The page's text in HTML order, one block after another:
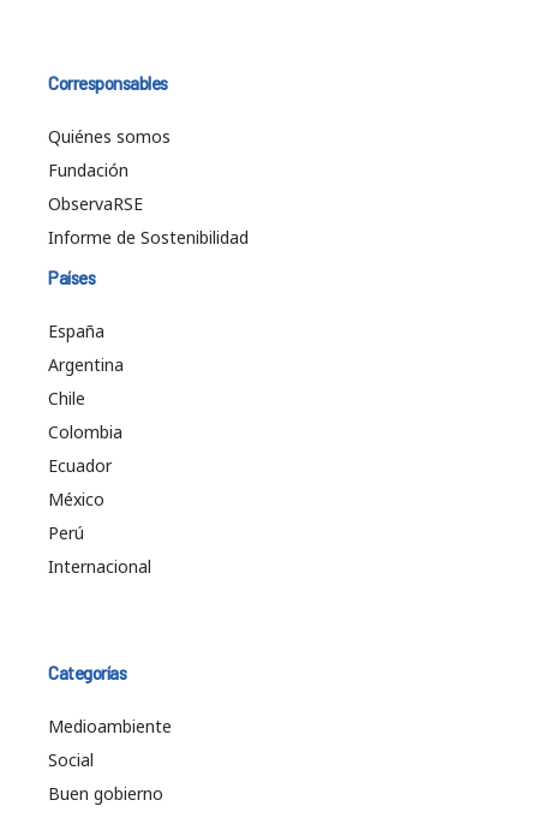
Corresponsables
Quiénes somos
Fundación
ObservaRSE
Informe de Sostenibilidad
Países
España
Argentina
Chile
Colombia
Ecuador
México
Perú
Internacional
Categorías
Medioambiente
Social
Buen gobierno